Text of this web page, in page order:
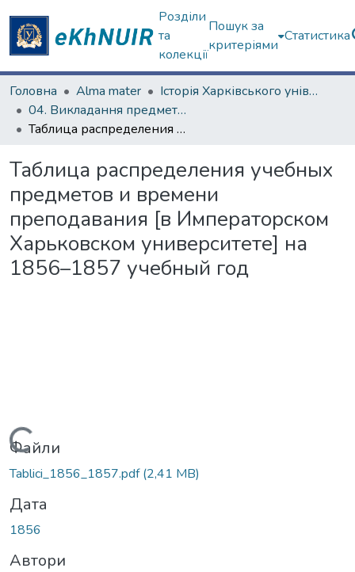
Розділи
та
колекції
Пошук за
критеріями
Статистика
Головна Alma mater
Історія Харківського університету
04. Викладання предметів у Імператорському Харківському університеті
Таблица распределения учебных предметов и времени преподавания [в Императорском Харьковском университете] на 1856–1857 учебный год
Таблица распределения учебных
предметов и времени
преподавания [в Императорском
Харьковском университете] на
1856–1857 учебный год
Вантажиться...
Файли
Tablici_1856_1857.pdf(2,41 MB)
Дата
1856
Автори